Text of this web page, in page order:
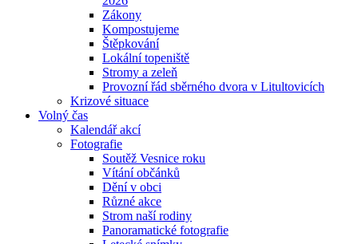
Zákony
Kompostujeme
Štěpkování
Lokální topeniště
Stromy a zeleň
Provozní řád sběrného dvora v Litultovicích
Krizové situace
Volný čas
Kalendář akcí
Fotografie
Soutěž Vesnice roku
Vítání občánků
Dění v obci
Různé akce
Strom naší rodiny
Panoramatické fotografie